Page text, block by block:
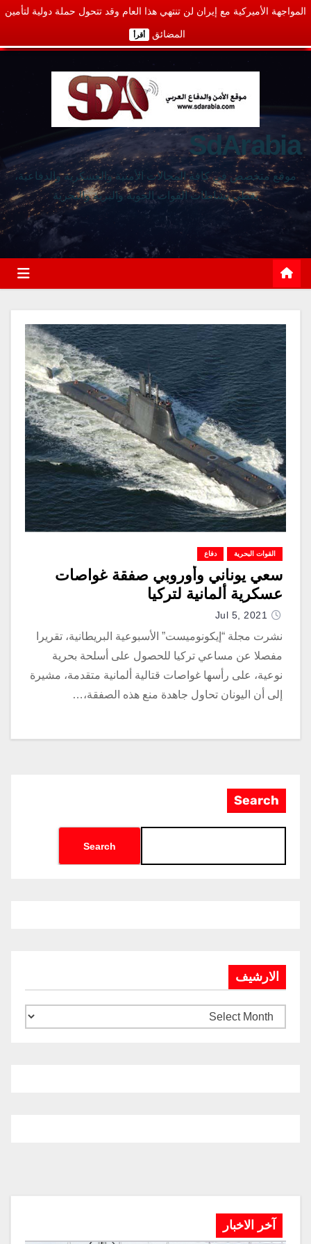
المواجهة الأميركية مع إيران لن تنتهي هذا العام وقد تتحول حملة دولية لتأمين
المضائق أقرأ
SdArabia
موقع متخصص في كافة المجالات الأمنية والعسكرية والدفاعية،
يغطي نشاطات القوات الجوية والبرية والبحرية
القوات البحرية دفاع
سعي يوناني وأوروبي صفقة غواصات
عسكرية ألمانية لتركيا
Jul 5, 2021
نشرت مجلة “إيكونوميست” الأسبوعية البريطانية، تقريرا
مفصلا عن مساعي تركيا للحصول على أسلحة بحرية
نوعية، على رأسها غواصات قتالية ألمانية متقدمة، مشيرة
إلى أن اليونان تحاول جاهدة منع هذه الصفقة،…
Search
Search
الارشيف
آخر الاخبار